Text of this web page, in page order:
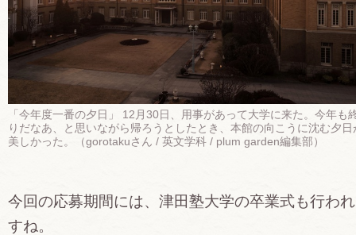
「今年度一番の夕日」 12月30日、用事があって大学に来た。今年も
りだなあ、と思いながら帰ろうとしたとき、本館の向こうに沈む夕日
美しかった。（gorotakuさん / 英文学科 / plum garden編集部）
今回の応募期間には、津田塾大学の卒業式も行わ
すね。